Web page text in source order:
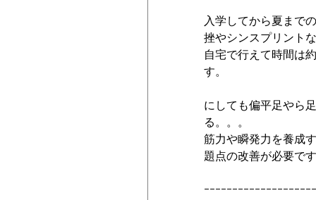
入学してから夏まで
挫やシンスプリント
自宅で行えて時間は
す。
にしても偏平足やら
る。。。
筋力や瞬発力を養成
題点の改善が必要で
ｰｰｰｰｰｰｰｰｰｰｰｰｰｰｰｰｰｰｰ